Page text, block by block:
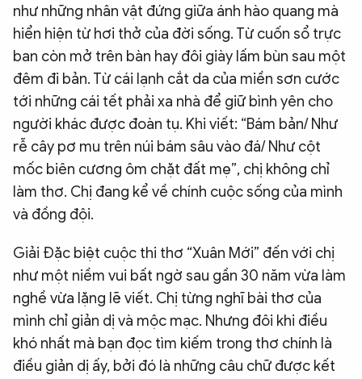
như những nhân vật đứng giữa ánh hào quang mà
hiển hiện từ hơi thở của đời sống. Từ cuốn sổ trực
ban còn mở trên bàn hay đôi giày lấm bùn sau một
đêm đi bản. Từ cái lạnh cắt da của miền sơn cước
tới những cái tết phải xa nhà để giữ bình yên cho
người khác được đoàn tụ. Khi viết: “Bám bản/ Như
rễ cây pơ mu trên núi bám sâu vào đá/ Như cột
mốc biên cương ôm chặt đất mẹ”, chị không chỉ
làm thơ. Chị đang kể về chính cuộc sống của mình
và đồng đội.
Giải Đặc biệt cuộc thi thơ “Xuân Mới” đến với chị
như một niềm vui bất ngờ sau gần 30 năm vừa làm
nghề vừa lặng lẽ viết. Chị từng nghĩ bài thơ của
mình chỉ giản dị và mộc mạc. Nhưng đôi khi điều
khó nhất mà bạn đọc tìm kiếm trong thơ chính là
điều giản dị ấy, bởi đó là những câu chữ được kết